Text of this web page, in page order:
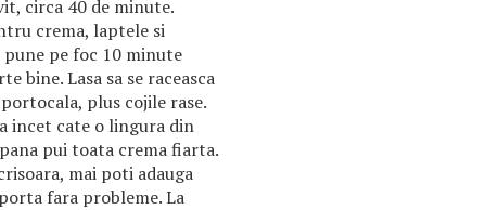
circa 40 de minute.
crema, laptele si
pune pe foc 10 minute
bine. Lasa sa se raceasca
plus cojile rase.
incet cate o lingura din
pui toata crema fiarta.
mai poti adauga
fara probleme. La